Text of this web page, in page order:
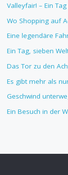
Valleyfair! – Ein
Wo Shopping auf
Eine legendäre
Ein Tag, sieben
Das Tor zu den
Es gibt mehr als
Geschwind
Ein Besuch in der